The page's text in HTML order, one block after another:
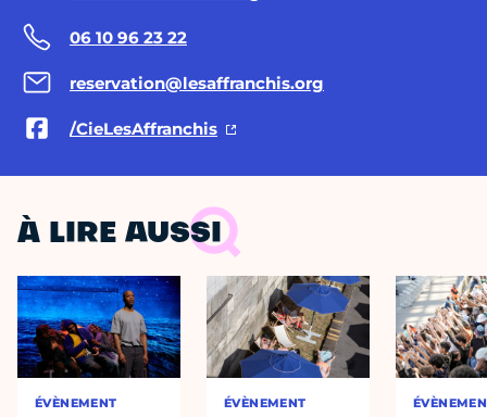
06 10 96 23 22
reservation@lesaffranchis.org
/CieLesAffranchis
À LIRE AUSSI
ÉVÈNEMENT ÉVÈNEMENT